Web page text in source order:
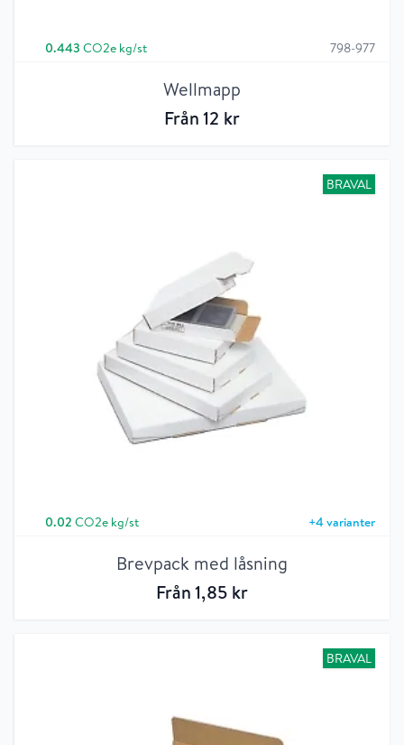
798-977
0.443CO2e kg/st
Wellmapp
Från12 kr
+4varianter
BRAVAL
0.02CO2e kg/st
Brevpack med låsning
Från 1,85kr
BRAVAL